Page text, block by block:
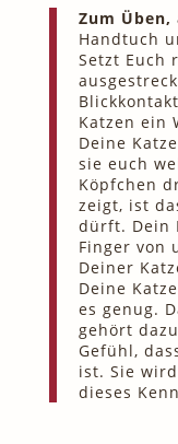
Zum Üben,
Handtuch
Setzt Euch
Katzen ein
Deine
sie euch
Köpfchen
zeigt, ist
dürft. Dein
Finger von
Deiner
Deine
es genug.
gehört
Gefühl,
ist. Sie
dieses